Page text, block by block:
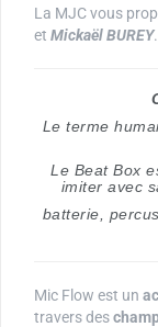
La MJC vous
et Mickaël BUREY.
Le terme
Le Beat Box
imiter avec
batterie,
Mic Flow est un
travers des